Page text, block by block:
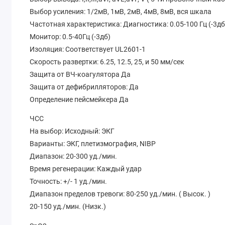
Выбор усиления: 1/2мВ, 1мВ, 2мВ, 4мВ, 8мВ, вся шкала
Частотная характеристика: Диагностика: 0.05-100 Гц (-
Монитор: 0.5-40Гц (-3дб)
Изоляция: Соответствует UL2601-1
Скорость развертки: 6.25, 12.5, 25, и 50 мм/сек
Защита от ВЧ-коагулятора Да
Защита от дефибрилляторов: Да
Определение пейсмейкера Да
ЧСС
На выбор: Исходный: ЭКГ
Варианты: ЭКГ, плетизмография, NIBP
Диапазон: 20-300 уд./мин.
Время регенерации: Каждый удар
Точность: +/- 1 уд./мин.
Диапазон пределов тревоги: 80-250 уд./мин. ( Высок. )
20-150 уд./мин. (Низк.)